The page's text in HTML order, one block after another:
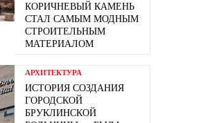
КОРИЧНЕВЫЙ КАМЕНЬ
СТАЛ САМЫМ МОДНЫМ
СТРОИТЕЛЬНЫМ
МАТЕРИАЛОМ
АРХИТЕКТУРА
ИСТОРИЯ СОЗДАНИЯ
ГОРОДСКОЙ
БРУКЛИНСКОЙ